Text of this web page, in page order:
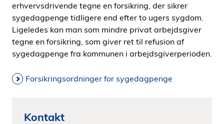
erhvervsdrivende tegne en forsikring, der sikrer
sygedagpenge tidligere end efter to ugers sygdom.
Ligeledes kan man som mindre privat arbejdsgiver
tegne en forsikring, som giver ret til refusion af
sygedagpenge fra kommunen i arbejdsgiverperioden.
Forsikringsordninger for sygedagpenge
Kontakt